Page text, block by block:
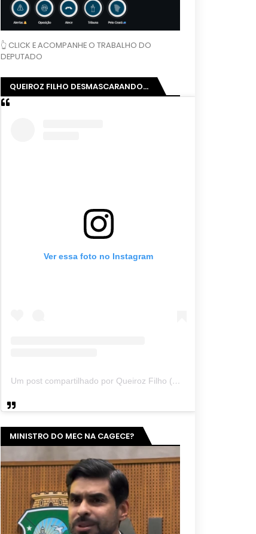
👆 CLICK E ACOMPANHE O TRABALHO DO
DEPUTADO
QUEIROZ FILHO DESMASCARANDO...
Ver essa foto no Instagram
Um post compartilhado por Queiroz Filho (@queirozmfilho)
MINISTRO DO MEC NA CAGECE?